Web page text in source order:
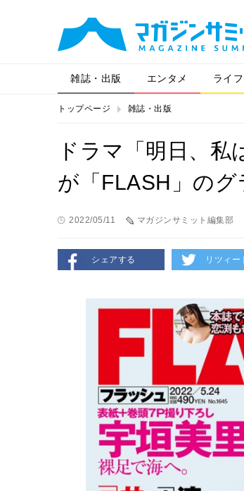
雑誌・出版 エンタメ ライ
トップページ 雑誌・出版
ドラマ「明日、私
が「FLASH」のグ
2022/05/11 マガジンサミット編集部
シェアする リツィー